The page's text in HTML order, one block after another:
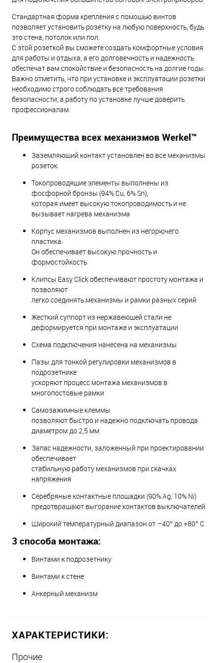
Стандартная форма крепления с помощью винтов
позволяет установить розетку на любую поверхность, будь
это стена, потолок или пол.
С этой розеткой вы сможете создать комфортные условия
для работы и отдыха, а его долговечность и надежность
обеспечат вам спокойствие и безопасность на долгие годы.
Важно отметить, что при установке и эксплуатации розетки
необходимо строго соблюдать все требования
безопасности, а работу по установке лучше доверить
профессионалам.
Преимущества всех механизмов Werkel™
Заземляющий контакт установлен во все механизмы
розеток
Токопроводящие элементы выполнены из
фосфорной бронзы (94% Cu, 6% Sn),
которая имеет высокую токопроводимость и не
вызывает нагрева механизма
Корпус механизмов выполнен из негорючего
пластика.
Он обеспечивает высокую прочность и
формостойкость
Клипсы Easy Click обеспечивают простоту монтажа и
позволяют
легко соединять механизмы и рамки разных серий
Жесткий суппорт из нержавеющей стали не
деформируется при монтаже и эксплуатации
Схема подключения нанесена на механизмы
Пазы для тонкой регулировки механизмов в
подрозетнике
ускоряют процесс монтажа механизмов в
многопостовые рамки
Самозажимные клеммы
позволяют быстро и надежно подключать провода
диаметром до 2,5 мм
Запас надежности, заложенный при проектировании
обеспечивает
стабильную работу механизмов при скачках
напряжения
Серебряные контактные площадки (90% Ag, 10% Ni)
предотвращают выгорание контактов выключателей
Широкий температурный диапазон от –40° до +80° С
3 способа монтажа:
Винтами к подрозетнику
Винтами к стене
Анкерный механизм
ХАРАКТЕРИСТИКИ:
Прочие